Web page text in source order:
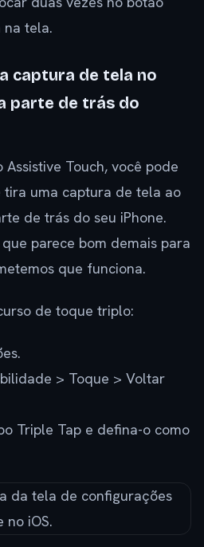
tela.
captura de tela no
parte de trás do
Touch, você pode
uma captura de tela ao
de trás do seu iPhone.
parece bom demais para
que funciona.
de toque triplo:
> Toque > Voltar
Triple Tap e defina-o como